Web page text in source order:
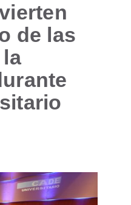
de las